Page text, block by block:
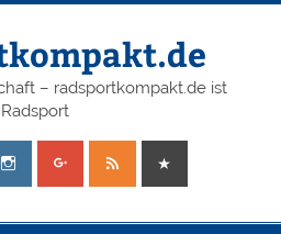
– radsportkompakt.de ist
Radsport